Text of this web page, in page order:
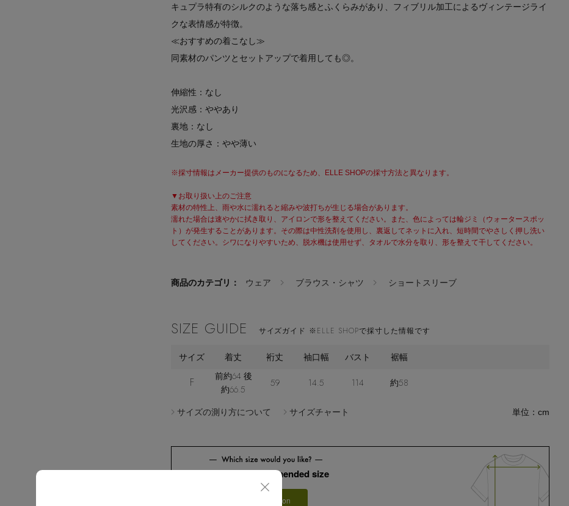
キュプラ特有のシルクのような落ち感とふくらみがあり、フィブリル加工によるヴィンテージライ
クな表情感が特徴。
≪おすすめの着こなし≫
同素材のパンツとセットアップで着用しても◎。
伸縮性：なし
光沢感：ややあり
裏地：なし
生地の厚さ：やや薄い
※採寸情報はメーカー提供のものになるため、ELLE SHOPの採寸方法と異なります。
▼お取り扱い上のご注意
素材の特性上、雨や水に濡れると縮みや波打ちが生じる場合があります。
濡れた場合は速やかに拭き取り、アイロンで形を整えてください。また、色によっては輪ジミ（ウォータースポッ
ト）が発生することがあります。その際は中性洗剤を使用し、裏返してネットに入れ、短時間でやさしく押し洗い
してください。シワになりやすいため、脱水機は使用せず、タオルで水分を取り、形を整えて干してください。
商品のカテゴリ： ウェア ブラウス・シャツ ショートスリーブ
SIZE GUIDE サイズガイド ※ELLE SHOPで採寸した情報です
サイズ 着丈 裄丈 袖口幅 バスト 裾幅
F
前約64 後
約66.5
59 14.5 114 約58
サイズの測り方について サイズチャート 単位：cm
Check the recommended size
Try this item on